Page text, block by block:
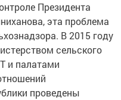
Президента
эта проблема
В 2015 году
сельского
и палатами
проведены